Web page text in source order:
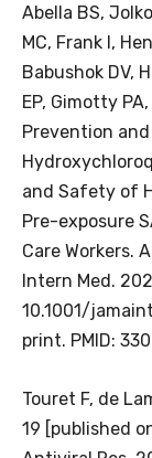
Abella BS,
MC, Frank I,
Babushok DV,
EP, Gimotty
Prevention
and Safety of
Pre-exposure
Care Workers.
Intern Med.
10.1001/
print. PMID:
Touret F, de
19 [published